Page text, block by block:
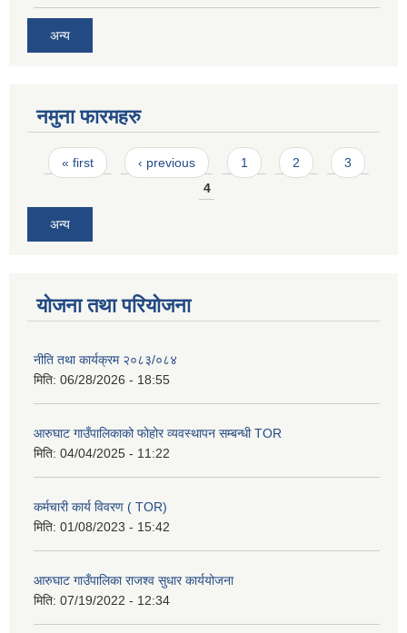
अन्य
नमुना फारमहरु
Pages
« first ‹ previous 1 2
3
4
अन्य
योजना तथा परियोजना
नीति तथा कार्यक्रम २०८३/०८४
मिति: 06/28/2026 - 18:55
आरुघाट गाउँपालिकाको फोहोर व्यवस्थापन सम्बन्धी TOR
मिति: 04/04/2025 - 11:22
कर्मचारी कार्य विवरण ( TOR)
मिति: 01/08/2023 - 15:42
आरुघाट गाउँपालिका राजश्व सुधार कार्ययोजना
मिति: 07/19/2022 - 12:34